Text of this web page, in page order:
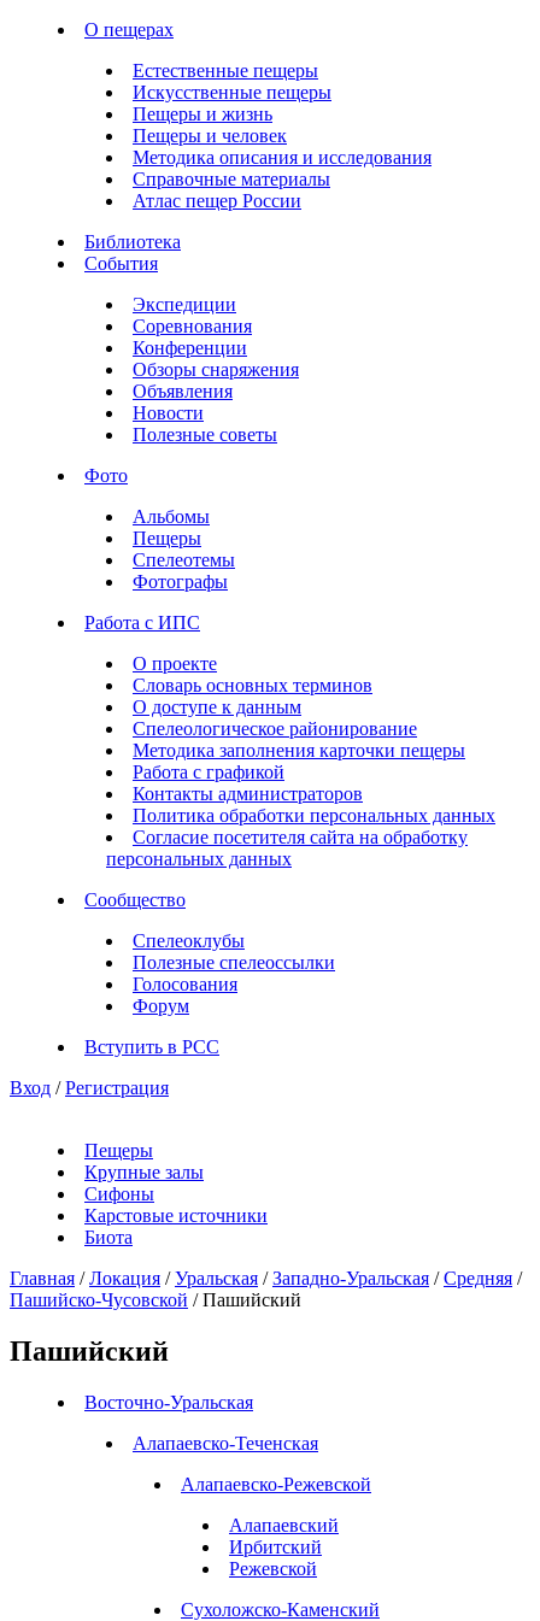
О пещерах
Естественные пещеры
Искусственные пещеры
Пещеры и жизнь
Пещеры и человек
Методика описания и исследования
Справочные материалы
Атлас пещер России
Библиотека
События
Экспедиции
Соревнования
Конференции
Обзоры снаряжения
Объявления
Новости
Полезные советы
Фото
Альбомы
Пещеры
Спелеотемы
Фотографы
Работа с ИПС
О проекте
Словарь основных терминов
О доступе к данным
Спелеологическое районирование
Методика заполнения карточки пещеры
Работа с графикой
Контакты администраторов
Политика обработки персональных данных
Согласие посетителя сайта на обработку
персональных данных
Сообщество
Спелеоклубы
Полезные спелеоссылки
Голосования
Форум
Вступить в РСС
Вход / Регистрация
Пещеры
Крупные залы
Сифоны
Карстовые источники
Биота
Главная / Локация / Уральская / Западно-Уральская / Средняя /
Пашийско-Чусовской / Пашийский
Пашийский
Восточно-Уральская
Алапаевско-Теченская
Алапаевско-Режевской
Алапаевский
Ирбитский
Режевской
Сухоложско-Каменский